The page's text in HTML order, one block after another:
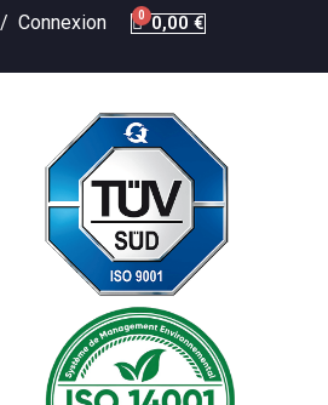
Connexion 0,00 €